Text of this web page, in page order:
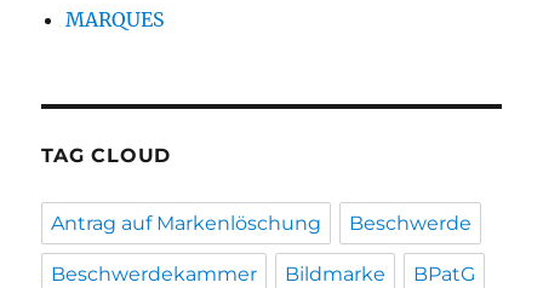
MARQUES
TAG CLOUD
Antrag auf Markenlöschung Beschwerde
Beschwerdekammer Bildmarke BPatG